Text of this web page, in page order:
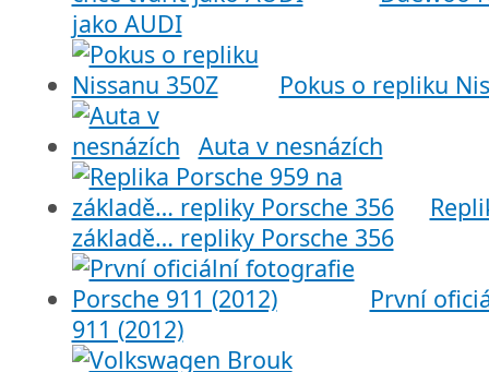
jako AUDI
Pokus o repliku
Auta v nesnázích
základě… repliky Porsche 356
První
911 (2012)